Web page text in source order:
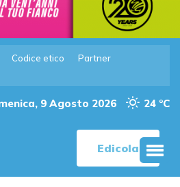
Codice etico
Partner
9 Agosto 2026 24 °C
Edicola